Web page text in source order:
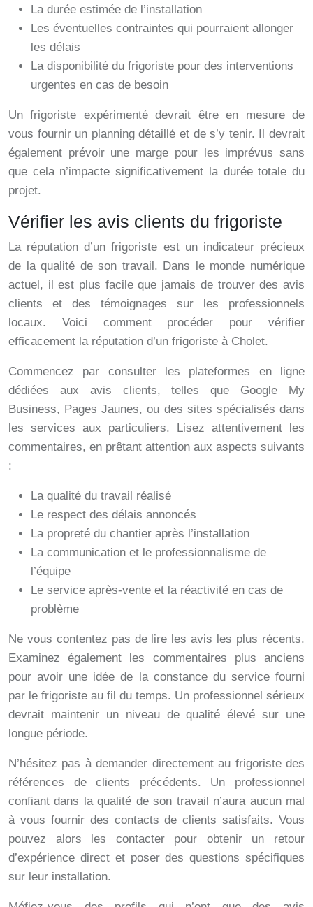
La durée estimée de l’installation
Les éventuelles contraintes qui pourraient allonger
les délais
La disponibilité du frigoriste pour des interventions
urgentes en cas de besoin
Un frigoriste expérimenté devrait être en mesure de
vous fournir un planning détaillé et de s’y tenir. Il devrait
également prévoir une marge pour les imprévus sans
que cela n’impacte significativement la durée totale du
projet.
Vérifier les avis clients du frigoriste
La réputation d’un frigoriste est un indicateur précieux
de la qualité de son travail. Dans le monde numérique
actuel, il est plus facile que jamais de trouver des avis
clients et des témoignages sur les professionnels
locaux. Voici comment procéder pour vérifier
efficacement la réputation d’un frigoriste à Cholet.
Commencez par consulter les plateformes en ligne
dédiées aux avis clients, telles que Google My
Business, Pages Jaunes, ou des sites spécialisés dans
les services aux particuliers. Lisez attentivement les
commentaires, en prêtant attention aux aspects suivants
:
La qualité du travail réalisé
Le respect des délais annoncés
La propreté du chantier après l’installation
La communication et le professionnalisme de
l’équipe
Le service après-vente et la réactivité en cas de
problème
Ne vous contentez pas de lire les avis les plus récents.
Examinez également les commentaires plus anciens
pour avoir une idée de la constance du service fourni
par le frigoriste au fil du temps. Un professionnel sérieux
devrait maintenir un niveau de qualité élevé sur une
longue période.
N’hésitez pas à demander directement au frigoriste des
références de clients précédents. Un professionnel
confiant dans la qualité de son travail n’aura aucun mal
à vous fournir des contacts de clients satisfaits. Vous
pouvez alors les contacter pour obtenir un retour
d’expérience direct et poser des questions spécifiques
sur leur installation.